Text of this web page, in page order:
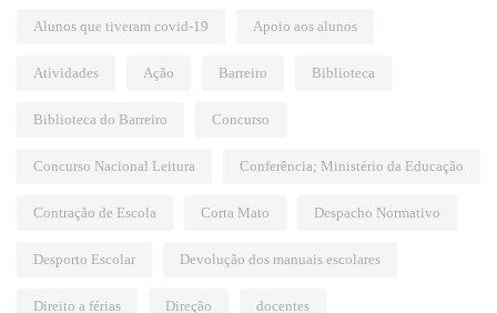
Alunos que tiveram covid-19 Apoio aos alunos
Atividades Ação Barreiro Biblioteca
Biblioteca do Barreiro Concurso
Concurso Nacional Leitura Conferência; Ministério da Educação
Contração de Escola Corta Mato Despacho Normativo
Desporto Escolar Devolução dos manuais escolares
Direito a férias Direção docentes